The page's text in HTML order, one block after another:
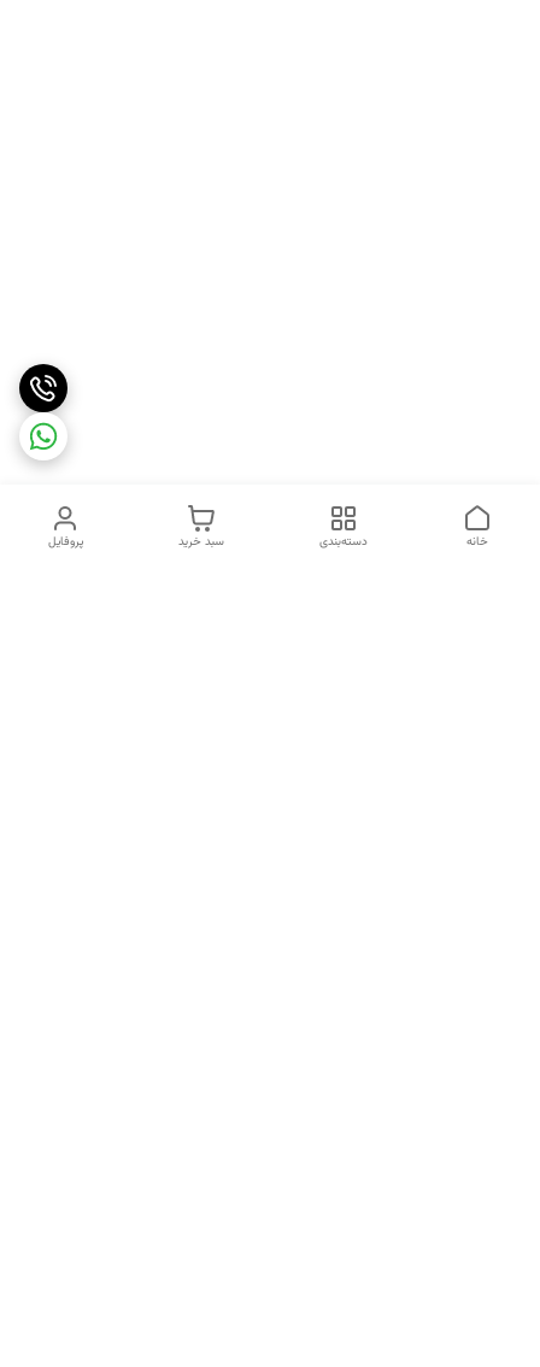
پروفایل سبد خرید دسته‌بندی خانه